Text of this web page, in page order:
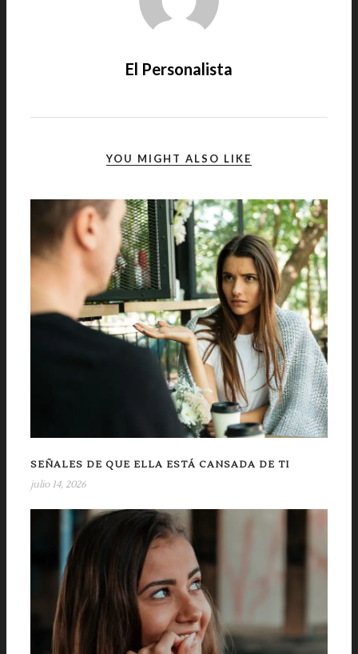
El Personalista
YOU MIGHT ALSO LIKE
SEÑALES DE QUE ELLA ESTÁ CANSADA DE TI
julio 14, 2026